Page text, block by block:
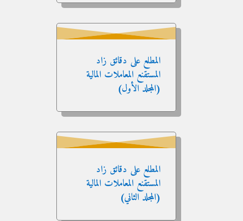
المطلع على دقائق زاد
المستقنع المعاملات المالية
(المجلد الأول)
المطلع على دقائق زاد
المستقنع المعاملات المالية
(المجلد الثاني)